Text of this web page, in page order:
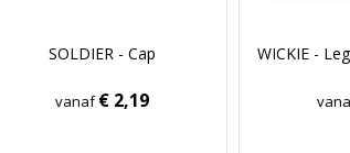
SOLDIER - Cap
vanaf€ 2,19
WICKIE -